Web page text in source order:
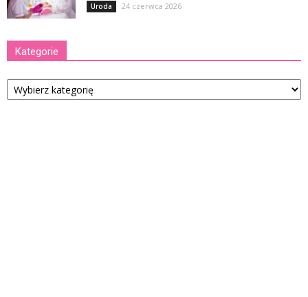
Uroda 24 czerwca 2026
Kategorie
Kategorie